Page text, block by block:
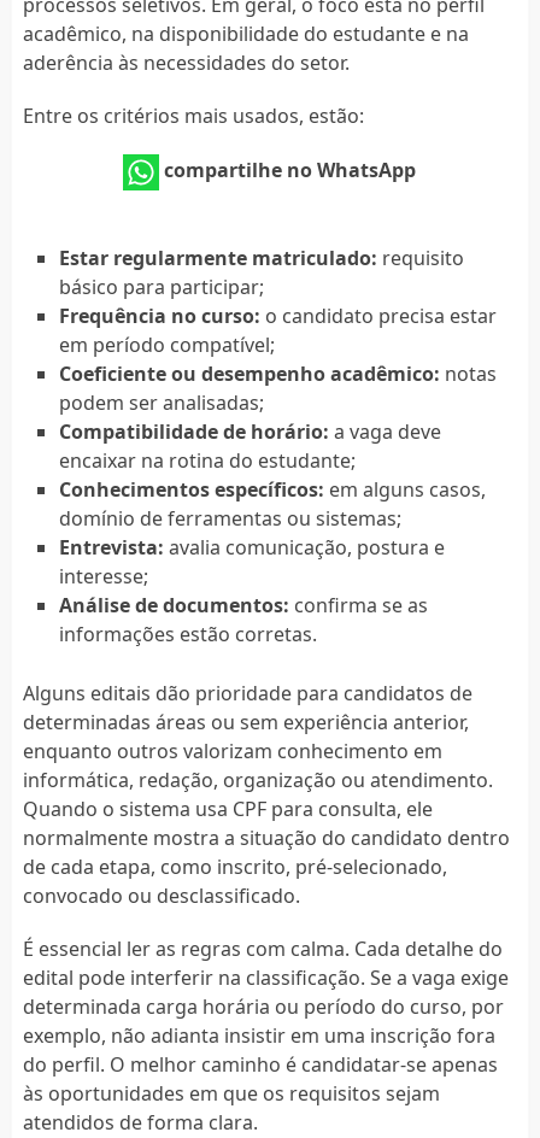
acadêmico, na disponibilidade do estudante e na
aderência às necessidades do setor.
Entre os critérios mais usados, estão:
compartilhe no WhatsApp
Estar regularmente matriculado: requisito
básico para participar;
Frequência no curso: o candidato precisa estar
em período compatível;
Coeficiente ou desempenho acadêmico: notas
podem ser analisadas;
Compatibilidade de horário: a vaga deve
encaixar na rotina do estudante;
Conhecimentos específicos: em alguns casos,
domínio de ferramentas ou sistemas;
Entrevista: avalia comunicação, postura e
interesse;
Análise de documentos: confirma se as
informações estão corretas.
Alguns editais dão prioridade para candidatos de
determinadas áreas ou sem experiência anterior,
enquanto outros valorizam conhecimento em
informática, redação, organização ou atendimento.
Quando o sistema usa CPF para consulta, ele
normalmente mostra a situação do candidato dentro
de cada etapa, como inscrito, pré-selecionado,
convocado ou desclassificado.
É essencial ler as regras com calma. Cada detalhe do
edital pode interferir na classificação. Se a vaga exige
determinada carga horária ou período do curso, por
exemplo, não adianta insistir em uma inscrição fora
do perfil. O melhor caminho é candidatar-se apenas
às oportunidades em que os requisitos sejam
atendidos de forma clara.